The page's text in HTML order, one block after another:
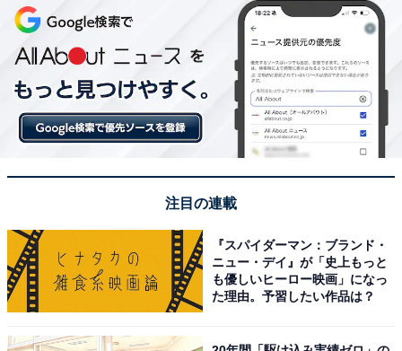
サウナは高めの温度でしっかり発汗でき、冷水風呂
でお肌がキュッと引き締まりました。外気浴スペー
スで気持ちよくととのえて、とても満足できまし
た。
平日は再入泉サービスがあるのでゆっくり楽しめま
に立ち寄れる便利な施設です。食事処も美味しくて
よかったです。
注目の連載
『スパイダーマン：ブランド・
ニュー・デイ』が「史上もっと
も優しいヒーロー映画」になっ
た理由。予習したい作品は？